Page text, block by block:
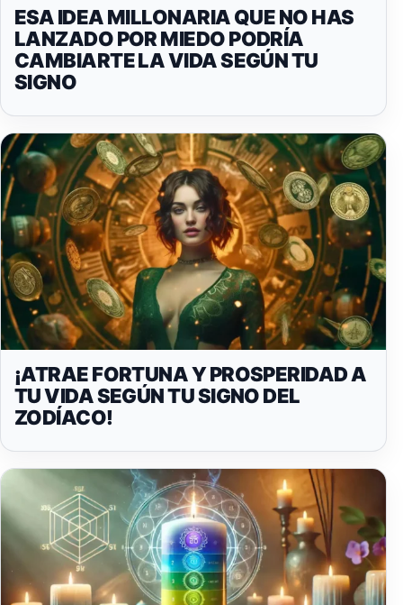
ESA IDEA MILLONARIA QUE NO HAS
LANZADO POR MIEDO PODRÍA
CAMBIARTE LA VIDA SEGÚN TU
SIGNO
¡ATRAE FORTUNA Y PROSPERIDAD A
TU VIDA SEGÚN TU SIGNO DEL
ZODÍACO!